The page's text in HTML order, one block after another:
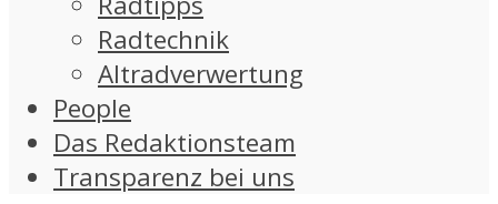
Radtechnik
Altradverwertung
People
Das Redaktionsteam
Transparenz bei uns